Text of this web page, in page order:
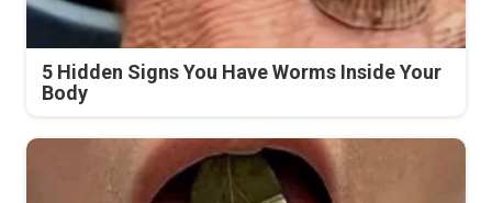
5 Hidden Signs You Have Worms Inside Your
Body